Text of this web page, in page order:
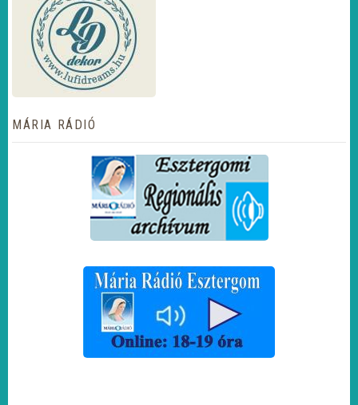
MÁRIA RÁDIÓ